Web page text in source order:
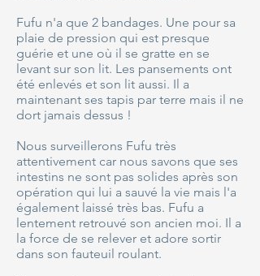
Fufu n'a que 2 bandages. Une pour sa
plaie de pression qui est presque
guérie et une où il se gratte en se
levant sur son lit. Les pansements ont
été enlevés et son lit aussi. Il a
maintenant ses tapis par terre mais il ne
dort jamais dessus !
Nous surveillerons Fufu très
attentivement car nous savons que ses
intestins ne sont pas solides après son
opération qui lui a sauvé la vie mais l'a
également laissé très bas. Fufu a
lentement retrouvé son ancien moi. Il a
la force de se relever et adore sortir
dans son fauteuil roulant.